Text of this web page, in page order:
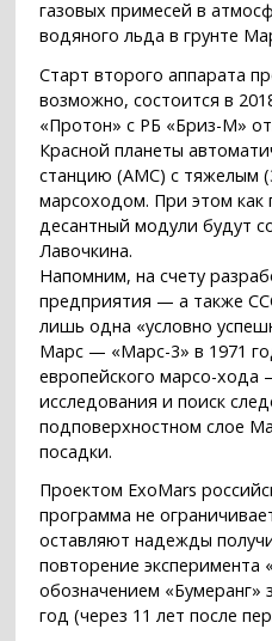
газовых примесей в
водяного льда в грунте
Старт второго аппарата
возможно, состоится в
«Протон» с РБ «Бриз-М»
Красной планеты
станцию (АМС) с тяжелым
марсоходом. При этом как
десантный модули будут
Лавочкина.
Напомним, на счету
предприятия — а также
лишь одна «условно
Марс — «Марс-3» в 1971
европейского марсо-хода
исследования и поиск
подповерхностном слое
посадки.
Проектом ExoMars
программа не
оставляют надежды
повторение эксперимента
обозначением «Бумеранг»
год (через 11 лет после